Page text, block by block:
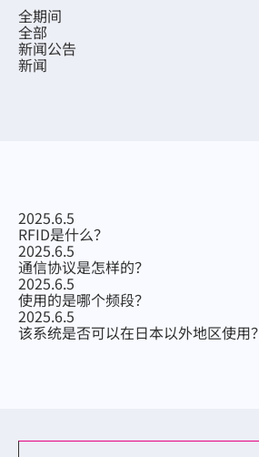
全部
新闻公告
新闻
2025.6.5
RFID是什么？
2025.6.5
通信协议是怎样的？
2025.6.5
使用的是哪个频段？
2025.6.5
该系统是否可以在日本以外地区使用？